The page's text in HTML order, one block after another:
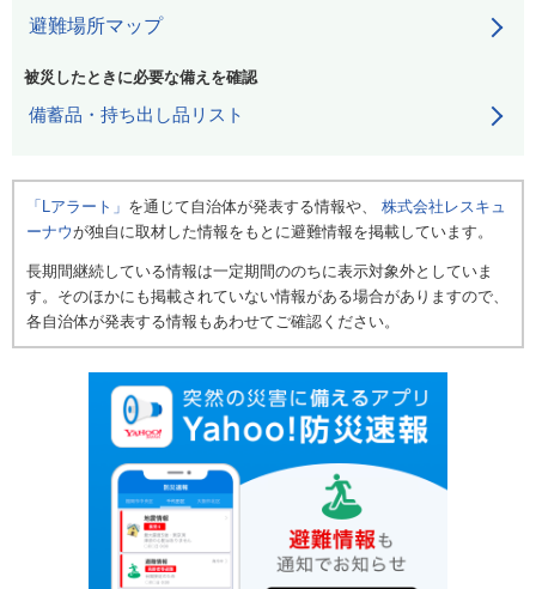
避難場所マップ
被災したときに必要な備えを確認
備蓄品・持ち出し品リスト
「Lアラート」 を通じて自治体が発表する情報や、 株式会社レスキュ
ーナウが独自に取材した情報をもとに避難情報を掲載しています。
長期間継続している情報は一定期間ののちに表示対象外としていま
す。そのほかにも掲載されていない情報がある場合がありますので、
各自治体が発表する情報もあわせてご確認ください。